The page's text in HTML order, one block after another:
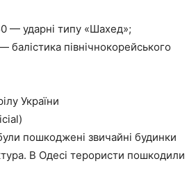
— ударні типу «Шахед»;
балістика північнокорейського
України
пошкоджені звичайні будинки
В Одесі терористи пошкодили